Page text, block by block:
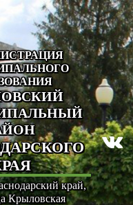
край,
Крыловская